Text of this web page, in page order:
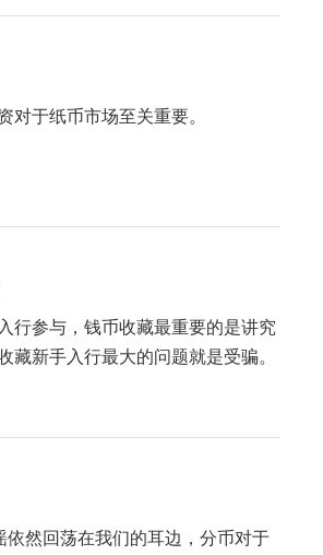
对于纸币市场至关重要。
参与，钱币收藏最重要的是讲究
新手入行最大的问题就是受骗。
然回荡在我们的耳边，分币对于